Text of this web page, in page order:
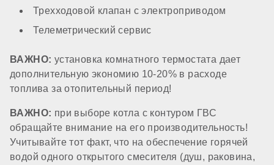
Утепление теплообменника ГВС
нет
Датчик потока ГВС
стандартный
Трехходовой клапан с электроприводом
Телеметрический сервис
ВАЖНО: установка комнатного термостата дает
дополнительную экономию 10-20% в расходе
топлива за отопительный период!
ВАЖНО: при выборе котла с контуром ГВС
обращайте внимание на его производительность!
Учитывайте тот факт, что на обеспечение горячей
водой одного открытого смесителя (душ, раковина,